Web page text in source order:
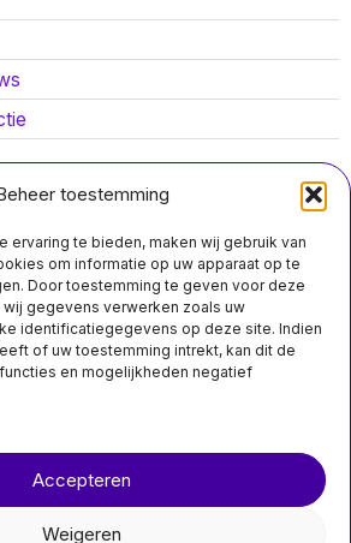
toestemming
ervaring te bieden, maken wij gebruik van
om informatie op uw apparaat op te
Door toestemming te geven voor deze
gegevens verwerken zoals uw
identificatiegegevens op deze site. Indien
of uw toestemming intrekt, kan dit de
en mogelijkheden negatief
Accepteren
Weigeren